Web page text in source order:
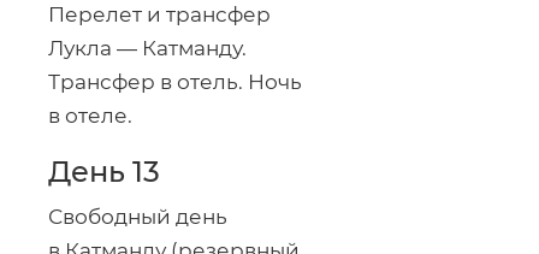
Перелет и трансфер
Лукла — Катманду.
Трансфер в отель. Ночь
в отеле.
День 13
Свободный день